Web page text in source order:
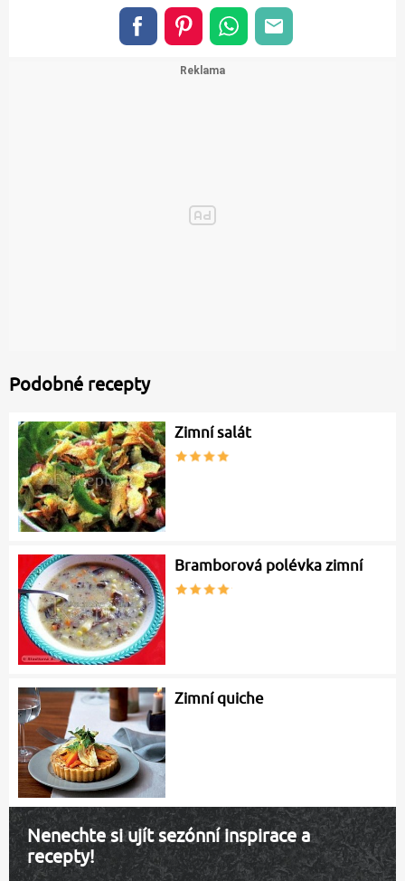
Podobné recepty
Zimní salát
Bramborová polévka zimní
Zimní quiche
Nenechte si ujít sezónní inspirace a
recepty!